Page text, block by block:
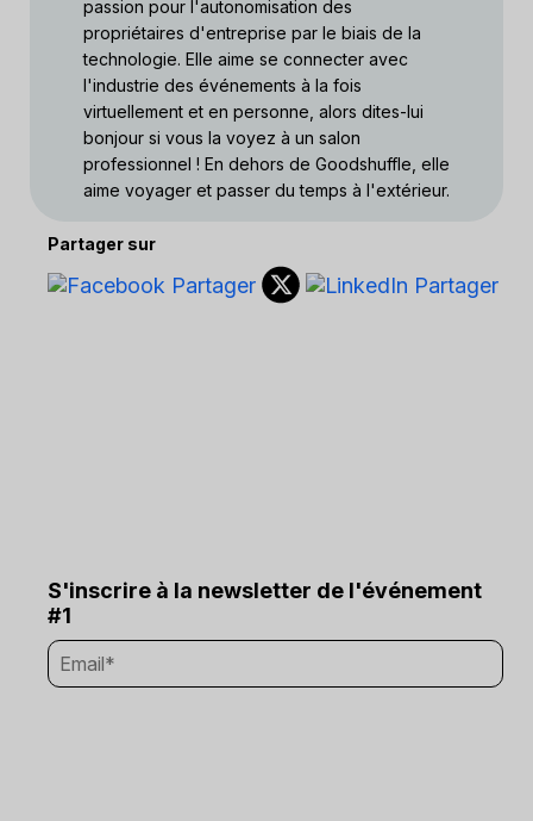
passion pour l'autonomisation des
propriétaires d'entreprise par le biais de la
technologie. Elle aime se connecter avec
l'industrie des événements à la fois
virtuellement et en personne, alors dites-lui
bonjour si vous la voyez à un salon
professionnel ! En dehors de Goodshuffle, elle
aime voyager et passer du temps à l'extérieur.
Partager sur
S'inscrire à la newsletter de l'événement
#1